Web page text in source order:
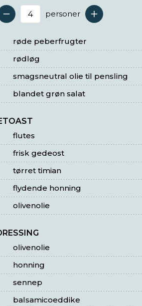
Antal serveringer
personer
røde peberfrugter
rødløg
smagsneutral olie til pensling
blandet grøn salat
flutes
frisk gedeost
tørret timian
flydende honning
olivenolie
olivenolie
honning
sennep
balsamicoeddike